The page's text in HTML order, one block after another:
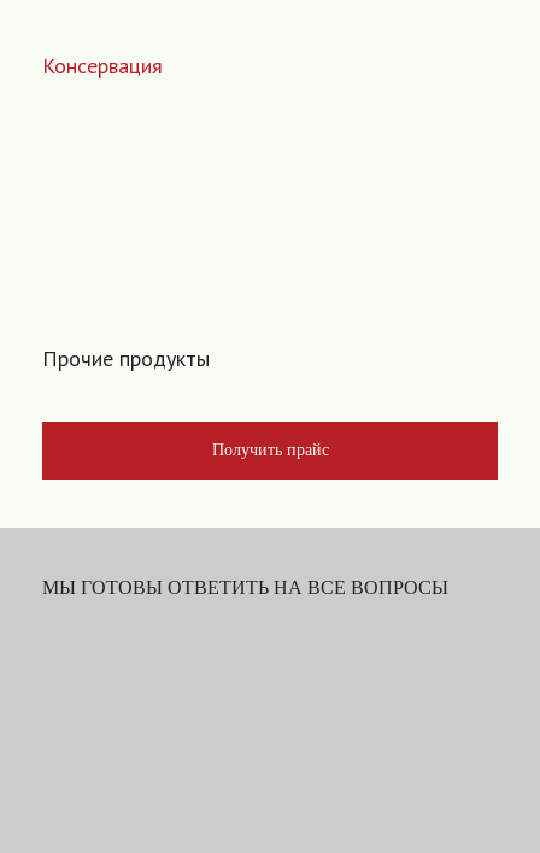
Консервация
Прочие продукты
Получить прайс
МЫ ГОТОВЫ ОТВЕТИТЬ НА ВСЕ ВОПРОСЫ